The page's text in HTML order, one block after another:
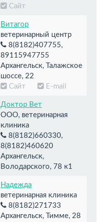
Сайт
Витагор
ветеринарный центр
8(8182)407755,
89115947755
Архангельск, Талажское
шоссе, 22
Сайт
E-mail
Доктор Вет
ООО, ветеринарная
клиника
8(8182)660330,
8(8182)460620
Архангельск,
Володарского, 78 к1
Надежда
ветеринарная клиника
8(8182)271733
Архангельск, Тимме, 28